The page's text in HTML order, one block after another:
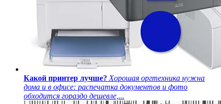
Какой принтер лучше? Хорошая оргтехника нужна
дома и в офисе: распечатка документов и фото
обходится гораздо дешевле,...